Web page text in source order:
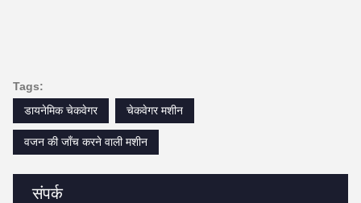
संपर्क
Tags:
डायनेमिक चेकवेगर
चेकवेगर मशीन
वजन की जाँच करने वाली मशीन